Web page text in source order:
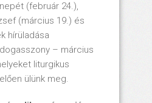
(február 24.),
(március 19.) és
hírüladása
– március
liturgikus
ülünk meg.